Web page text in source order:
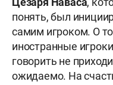
понять, был
самим игроком. О
иностранные
говорить не
ожидаемо. На